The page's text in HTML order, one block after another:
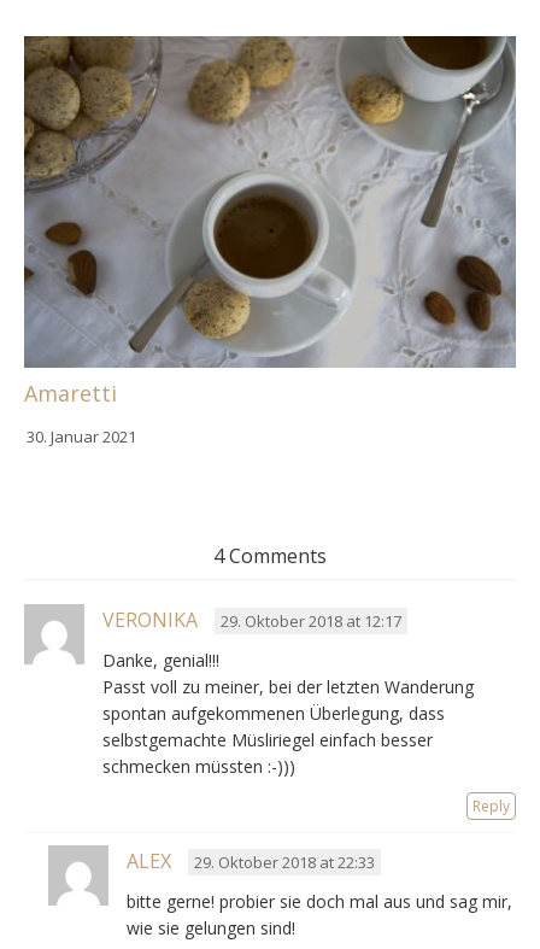
Amaretti
30. Januar 2021
4 Comments
VERONIKA 29. Oktober 2018 at 12:17
Danke, genial!!!
Passt voll zu meiner, bei der letzten Wanderung
spontan aufgekommenen Überlegung, dass
selbstgemachte Müsliriegel einfach besser
schmecken müssten :-)))
Reply
ALEX 29. Oktober 2018 at 22:33
bitte gerne! probier sie doch mal aus und sag mir,
wie sie gelungen sind!